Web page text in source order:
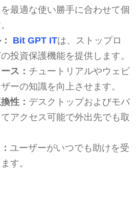
最適な使い勝手に合わせて個
Bit GPT ITは、ストップロ
投資保護機能を提供します。
ス： チュートリアルやウェビ
ーの知識を向上させます。
性： デスクトップおよびモバ
アクセス可能で外出先でも取
ユーザーがいつでも助けを受
す。